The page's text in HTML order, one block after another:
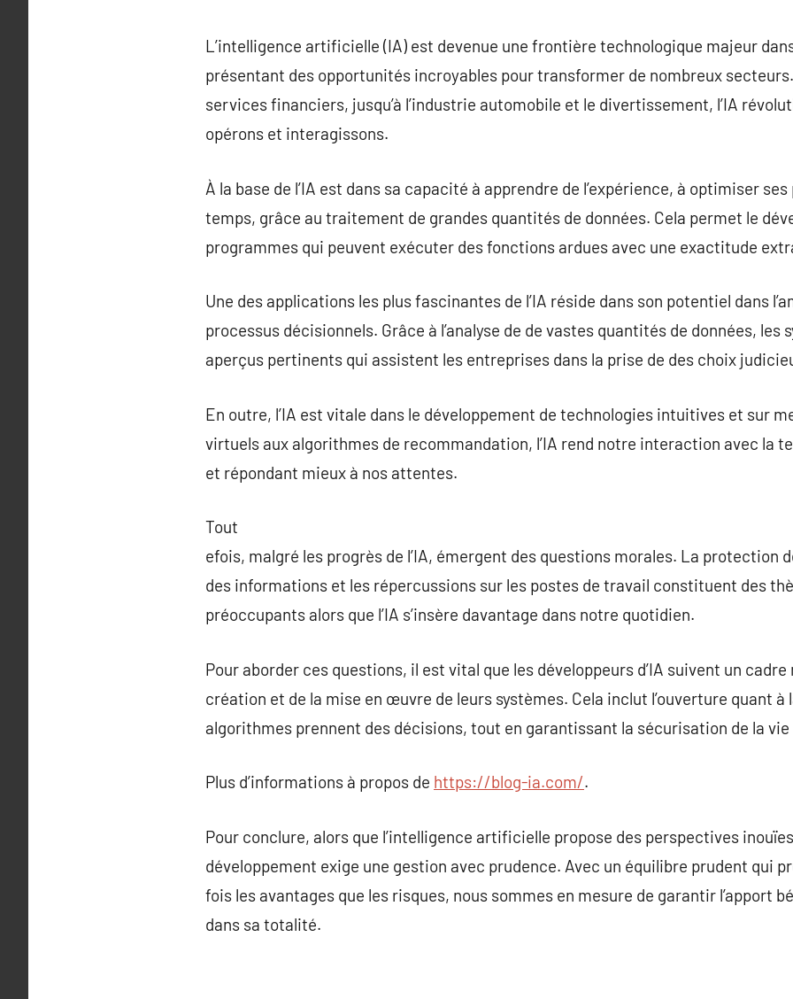
L’intelligence artificielle (IA) est devenue une frontière technologique majeur
présentant des opportunités incroyables pour transformer de nombreux
services financiers, jusqu’à l’industrie automobile et le divertissement, l’IA
opérons et interagissons.
À la base de l’IA est dans sa capacité à apprendre de l’expérience, à optimiser
temps, grâce au traitement de grandes quantités de données. Cela permet le
programmes qui peuvent exécuter des fonctions ardues avec une exactitude
Une des applications les plus fascinantes de l’IA réside dans son potentiel dans
processus décisionnels. Grâce à l’analyse de de vastes quantités de données, les
aperçus pertinents qui assistent les entreprises dans la prise de des choix
En outre, l’IA est vitale dans le développement de technologies intuitives et sur
virtuels aux algorithmes de recommandation, l’IA rend notre interaction avec la
et répondant mieux à nos attentes.
Tout
efois, malgré les progrès de l’IA, émergent des questions morales. La protection
des informations et les répercussions sur les postes de travail constituent des
préoccupants alors que l’IA s’insère davantage dans notre quotidien.
Pour aborder ces questions, il est vital que les développeurs d’IA suivent un
création et de la mise en œuvre de leurs systèmes. Cela inclut l’ouverture quant à
algorithmes prennent des décisions, tout en garantissant la sécurisation de la
Plus d’informations à propos de https://blog-ia.com/.
Pour conclure, alors que l’intelligence artificielle propose des perspectives
développement exige une gestion avec prudence. Avec un équilibre prudent qui
fois les avantages que les risques, nous sommes en mesure de garantir l’apport
dans sa totalité.